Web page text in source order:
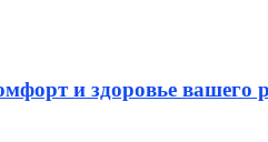
и здоровье вашего